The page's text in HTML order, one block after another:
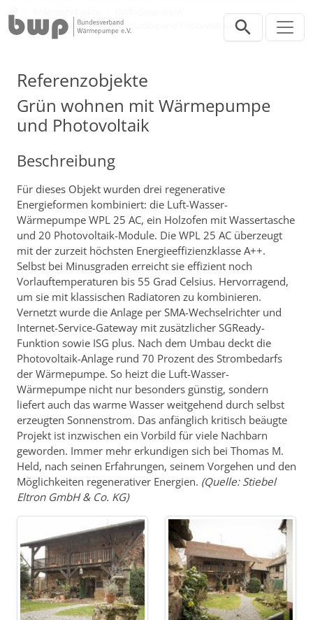
Grün wohnen mit Wärmepumpe und Photovoltaik
Referenzobjekte
Grün wohnen mit Wärmepumpe
und Photovoltaik
Beschreibung
Für dieses Objekt wurden drei regenerative
Energieformen kombiniert: die Luft-Wasser-
Wärmepumpe WPL 25 AC, ein Holzofen mit Wassertasche
und 20 Photovoltaik-Module. Die WPL 25 AC überzeugt
mit der zurzeit höchsten Energieeffizienzklasse A++.
Selbst bei Minusgraden erreicht sie effizient noch
Vorlauftemperaturen bis 55 Grad Celsius. Hervorragend,
um sie mit klassischen Radiatoren zu kombinieren.
Vernetzt wurde die Anlage per SMA-Wechselrichter und
Internet-Service-Gateway mit zusätzlicher SGReady-
Funktion sowie ISG plus. Nach dem Umbau deckt die
Photovoltaik-Anlage rund 70 Prozent des Strombedarfs
der Wärmepumpe. So heizt die Luft-Wasser-
Wärmepumpe nicht nur besonders günstig, sondern
liefert auch das warme Wasser weitgehend durch selbst
erzeugten Sonnenstrom. Das anfänglich kritisch beäugte
Projekt ist inzwischen ein Vorbild für viele Nachbarn
geworden. Immer mehr erkundigen sich bei Thomas M.
Held, nach seinen Erfahrungen, seinem Vorgehen und den
Möglichkeiten regenerativer Energien. (Quelle: Stiebel
Eltron GmbH & Co. KG)